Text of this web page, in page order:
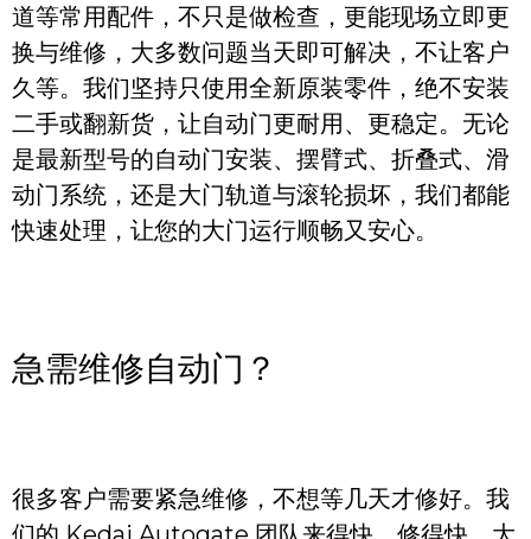
道等常用配件，不只是做检查，更能现场立即更
换与维修，大多数问题当天即可解决，不让客户
久等。我们坚持只使用全新原装零件，绝不安装
二手或翻新货，让自动门更耐用、更稳定。无论
是最新型号的自动门安装、摆臂式、折叠式、滑
动门系统，还是大门轨道与滚轮损坏，我们都能
快速处理，让您的大门运行顺畅又安心。
急需维修自动门？
很多客户需要紧急维修，不想等几天才修好。我